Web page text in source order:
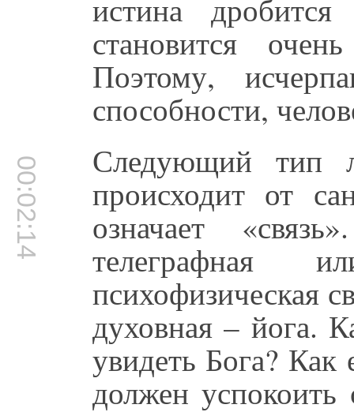
истина
становится
Поэтому,
способности,
00:02:14 Следующий тип
происходит от
означает
телеграфная
психофизическая
духовная – йога.
увидеть Бога? Как
должен